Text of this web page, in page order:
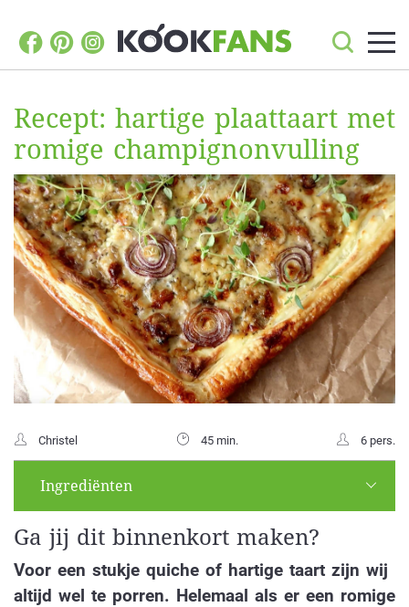
Recept: hartige plaattaart met
romige champignonvulling
Christel 45 min. 6 pers.
Ingrediënten
Ga jij dit binnenkort maken?
Voor een stukje quiche of hartige taart zijn wij
altijd wel te porren. Helemaal als er een romige